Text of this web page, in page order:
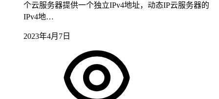
个云服务器提供一个独立IPv4地址，动态IP云服务器的
IPv4地…
2023年4月7日